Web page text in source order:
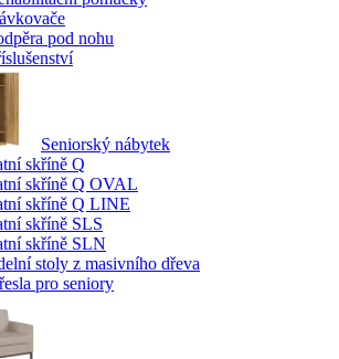
pod nohu
Seniorský nábytek
skříně Q
skříně Q OVAL
skříně Q LINE
skříně SLS
skříně SLN
stoly z masivního dřeva
pro seniory